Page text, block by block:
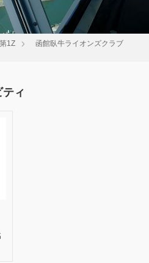
1Z
函館臥牛ライオンズクラブ
ィ